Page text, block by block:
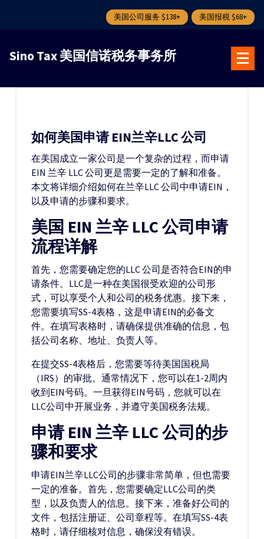
美国公司服务 $138+ 美国报税 $68+
Sino Tax 美国信诺税务事务所
如何美国申请 EIN兰辛LLC 公司
在美国成立一家公司是一个复杂的过程，而申请
EIN 兰辛 LLC 公司更是需要一定的了解和准备。
本文将详细介绍如何在兰辛LLC 公司中申请EIN，
以及申请的步骤和要求。
美国 EIN 兰辛 LLC 公司申请
流程详解
首先，您需要确定您的LLC 公司是否符合EIN的申
请条件。LLC是一种在美国很受欢迎的公司形
式，可以享受个人和公司的税务优惠。接下来，
您需要填写SS-4表格，这是申请EIN的必备文
件。在填写表格时，请确保提供准确的信息，包
括公司名称、地址、负责人等。
在提交SS-4表格后，您需要等待美国国税局
（IRS）的审批。通常情况下，您可以在1-2周内
收到EIN号码。一旦获得EIN号码，您就可以在
LLC公司中开展业务，并遵守美国税务法规。
申请 EIN 兰辛 LLC 公司的步
骤和要求
申请EIN兰辛LLC公司的步骤非常简单，但也需要
一定的准备。首先，您需要确定LLC公司的类
型，以及负责人的信息。接下来，准备好公司的
文件，包括注册证、公司章程等。在填写SS-4表
格时，请仔细核对信息，确保没有错误。